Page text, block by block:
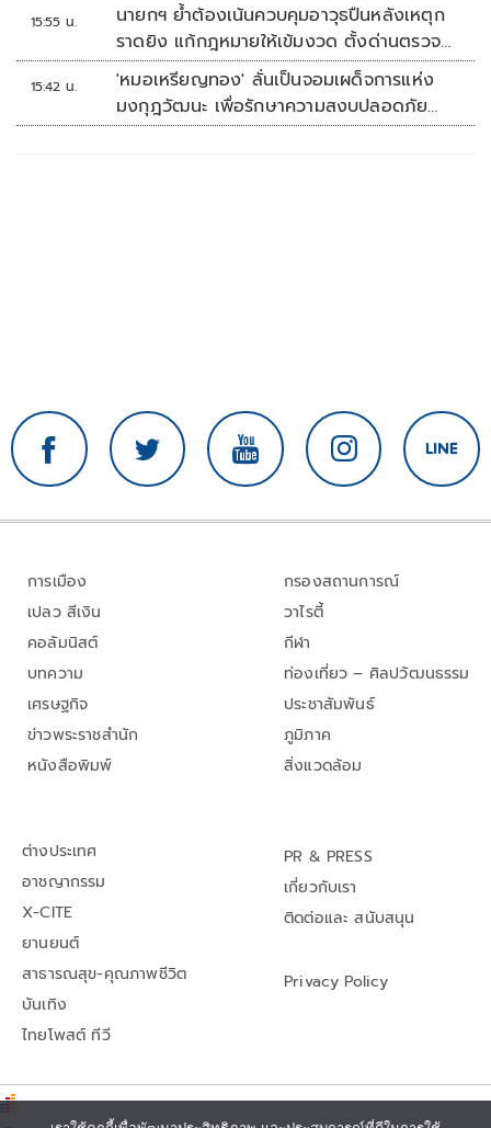
15:55 น.
นายกฯ ย้ำต้องเน้นควบคุมอาวุธปืนหลังเหตุก
ราดยิง แก้กฎหมายให้เข้มงวด ตั้งด่านตรวจ
เพิ่ม
15:42 น.
'หมอเหรียญทอง' ลั่นเป็นจอมเผด็จการแห่ง
มงกุฎวัฒนะ เพื่อรักษาความสงบปลอดภัย
ภายในรพ.
การเมือง
เปลว สีเงิน
คอลัมนิสต์
บทความ
เศรษฐกิจ
ข่าวพระราชสำนัก
หนังสือพิมพ์
กรองสถานการณ์
วาไรตี้
กีฬา
ท่องเที่ยว – ศิลปวัฒนธรรม
ประชาสัมพันธ์
ภูมิภาค
สิ่งแวดล้อม
ต่างประเทศ
อาชญากรรม
X-CITE
ยานยนต์
สาธารณสุข-คุณภาพชีวิต
บันเทิง
ไทยโพสต์ ทีวี
PR & PRESS
เกี่ยวกับเรา
ติดต่อและ สนับสนุน
Privacy Policy